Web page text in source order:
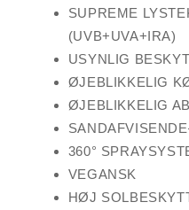
SUPREME
(UVB+UVA+IRA)
USYNLIG
ØJEBLIKKELIG
ØJEBLIKKELIG
360°
VEGANSK
HØJ